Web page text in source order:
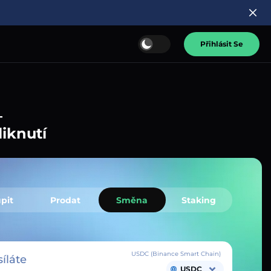
Přihlásit Se
Prodat Směna Staking
USDC (Binance Smart Chain)
USDC